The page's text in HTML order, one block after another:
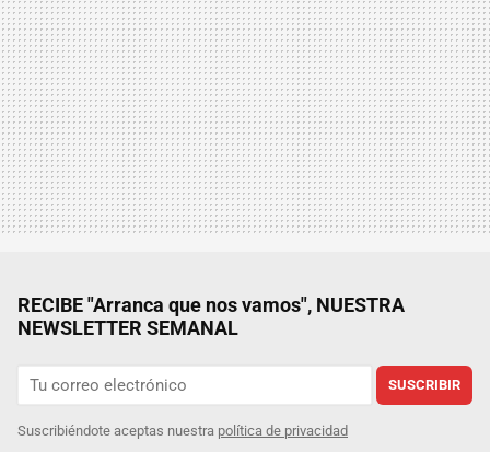
RECIBE "Arranca que nos vamos", NUESTRA
NEWSLETTER SEMANAL
SUSCRIBIR
Suscribiéndote aceptas nuestra política de privacidad